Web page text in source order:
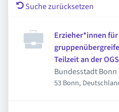
Suche zurücksetzen
Erzieher*innen für
Teilzeit an der
Bundesstadt Bonn
53 Bonn,